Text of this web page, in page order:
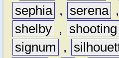
sephia , serena ,
shelby , shooting
signum
,